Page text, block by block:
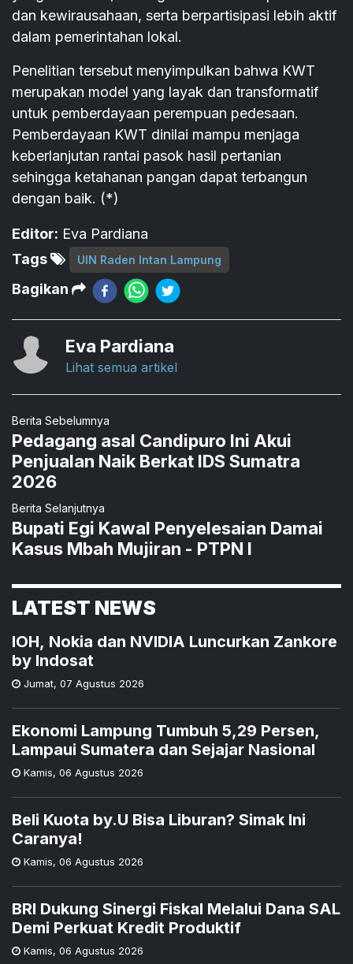
dan kewirausahaan, serta berpartisipasi lebih aktif
dalam pemerintahan lokal.
Penelitian tersebut menyimpulkan bahwa KWT
merupakan model yang layak dan transformatif
untuk pemberdayaan perempuan pedesaan.
Pemberdayaan KWT dinilai mampu menjaga
keberlanjutan rantai pasok hasil pertanian
sehingga ketahanan pangan dapat terbangun
dengan baik. (*)
Editor: Eva Pardiana
Tags
UIN Raden Intan Lampung
Bagikan
Eva Pardiana
Lihat semua artikel
Berita Sebelumnya
Pedagang asal Candipuro Ini Akui
Penjualan Naik Berkat IDS Sumatra
2026
Berita Selanjutnya
Bupati Egi Kawal Penyelesaian Damai
Kasus Mbah Mujiran - PTPN I
LATEST NEWS
IOH, Nokia dan NVIDIA Luncurkan Zankore
by Indosat
Jumat, 07 Agustus 2026
Ekonomi Lampung Tumbuh 5,29 Persen,
Lampaui Sumatera dan Sejajar Nasional
Kamis, 06 Agustus 2026
Beli Kuota by.U Bisa Liburan? Simak Ini
Caranya!
Kamis, 06 Agustus 2026
BRI Dukung Sinergi Fiskal Melalui Dana SAL
Demi Perkuat Kredit Produktif
Kamis, 06 Agustus 2026